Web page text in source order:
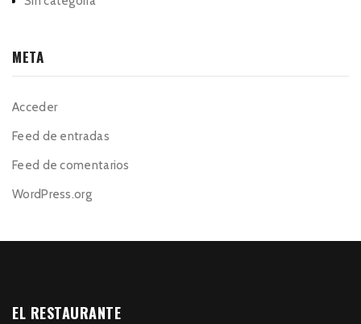
META
Acceder
Feed de entradas
Feed de comentarios
WordPress.org
EL RESTAURANTE